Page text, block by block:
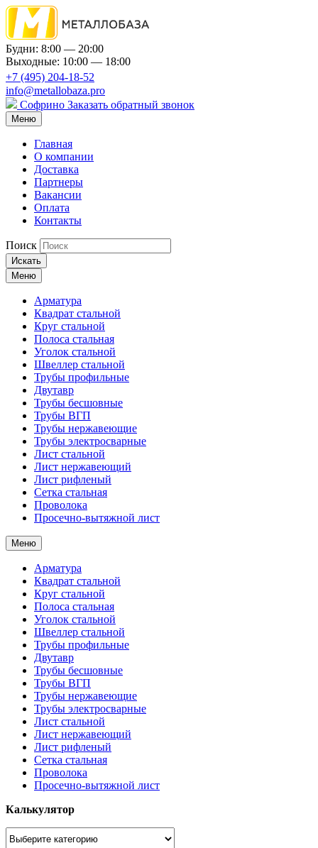
Будни: 8:00 — 20:00
Выходные: 10:00 — 18:00
+7 (495) 204-18-52
info@metallobaza.pro
Софрино Заказать обратный звонок
Меню
Главная
О компании
Доставка
Партнеры
Вакансии
Оплата
Контакты
Поиск
Искать
Меню
Арматура
Квадрат стальной
Круг стальной
Полоса стальная
Уголок стальной
Швеллер стальной
Трубы профильные
Двутавр
Трубы бесшовные
Трубы ВГП
Трубы нержавеющие
Трубы электросварные
Лист стальной
Лист нержавеющий
Лист рифленый
Сетка стальная
Проволока
Просечно-вытяжной лист
Меню
Арматура
Квадрат стальной
Круг стальной
Полоса стальная
Уголок стальной
Швеллер стальной
Трубы профильные
Двутавр
Трубы бесшовные
Трубы ВГП
Трубы нержавеющие
Трубы электросварные
Лист стальной
Лист нержавеющий
Лист рифленый
Сетка стальная
Проволока
Просечно-вытяжной лист
Калькулятор